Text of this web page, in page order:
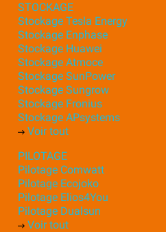
STOCKAGE
Stockage Tesla Energy
Stockage Enphase
Stockage Huawei
Stockage Atmoce
Stockage SunPower
Stockage Sungrow
Stockage Fronius
Stockage APsystems
Voir tout
PILOTAGE
Pilotage Comwatt
Pilotage Ecojoko
Pilotage Elios4You
Pilotage Dualsun
Voir tout